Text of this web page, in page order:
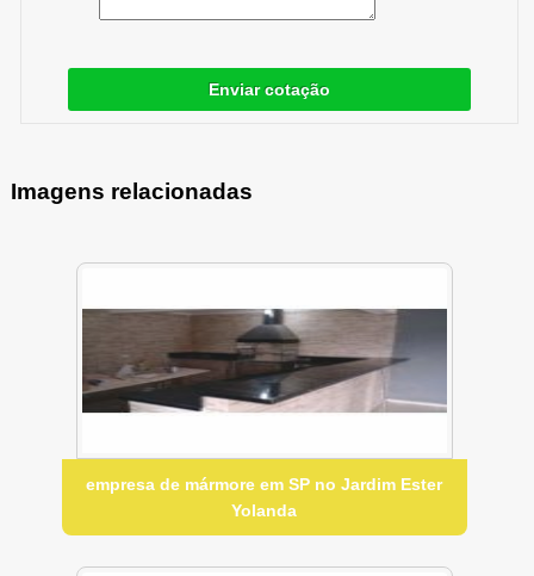
Enviar cotação
Imagens relacionadas
empresa de mármore em SP no Jardim Ester
Yolanda